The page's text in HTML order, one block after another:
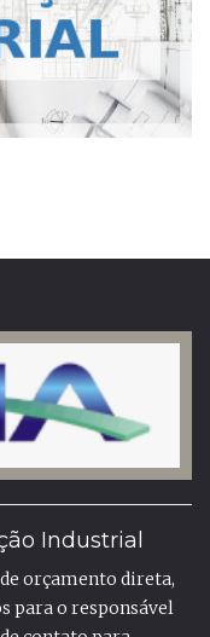
Industrial
orçamento direta,
para o responsável